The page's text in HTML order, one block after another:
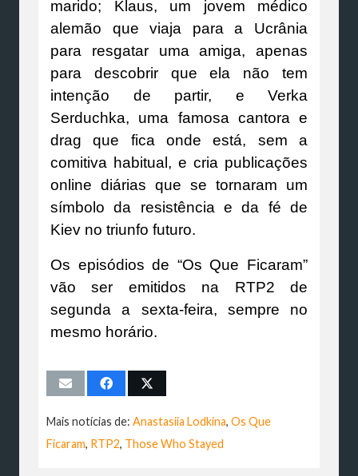
marido; Klaus, um jovem médico
alemão que viaja para a Ucrânia
para resgatar uma amiga, apenas
para descobrir que ela não tem
intenção de partir, e Verka
Serduchka, uma famosa cantora e
drag que fica onde está, sem a
comitiva habitual, e cria publicações
online diárias que se tornaram um
símbolo da resistência e da fé de
Kiev no triunfo futuro.
Os episódios de “Os Que Ficaram”
vão ser emitidos na RTP2 de
segunda a sexta-feira, sempre no
mesmo horário.
Mais notícias de: Anastasiia Lodkina, Os Que
Ficaram, RTP2, Those Who Stayed